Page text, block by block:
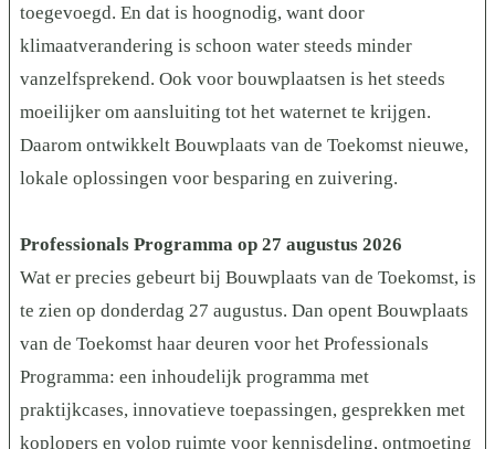
toegevoegd. En dat is hoognodig, want door
klimaatverandering is schoon water steeds minder
vanzelfsprekend. Ook voor bouwplaatsen is het steeds
moeilijker om aansluiting tot het waternet te krijgen.
Daarom ontwikkelt Bouwplaats van de Toekomst nieuwe,
lokale oplossingen voor besparing en zuivering.
Professionals Programma op 27 augustus 2026
Wat er precies gebeurt bij Bouwplaats van de Toekomst, is
te zien op donderdag 27 augustus. Dan opent Bouwplaats
van de Toekomst haar deuren voor het Professionals
Programma: een inhoudelijk programma met
praktijkcases, innovatieve toepassingen, gesprekken met
koplopers en volop ruimte voor kennisdeling, ontmoeting